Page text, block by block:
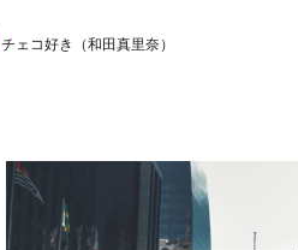
チェコ好き（和田真里奈）